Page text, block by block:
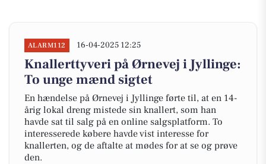
ALARM112 16-04-2025 12:25
Knallerttyveri på Ørnevej i Jyllinge:
To unge mænd sigtet
En hændelse på Ørnevej i Jyllinge førte til, at en 14-
årig lokal dreng mistede sin knallert, som han
havde sat til salg på en online salgsplatform. To
interesserede købere havde vist interesse for
knallerten, og de aftalte at mødes for at se og prøve
den.